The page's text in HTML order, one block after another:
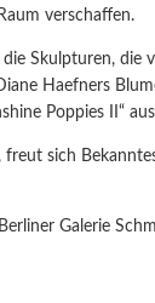
verschaffen.
Skulpturen, die
Haefners
Poppies II“
freut sich
Galerie